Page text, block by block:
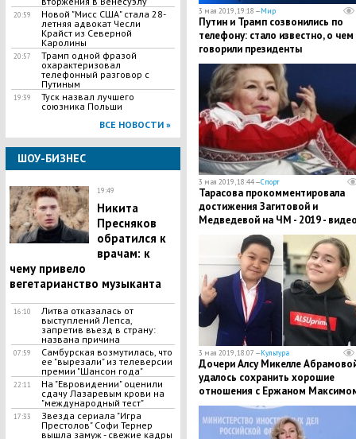
20:59
Новой "Мисс США" стала 28-
летняя адвокат Чесли
Крайст из Северной
Каролины
20:57
Трамп одной фразой
охарактеризовал
телефонный разговор с
Путиным
19:39
​Туск назвал лучшего
союзника Польши
ВСЕ НОВОСТИ »
ШОУ-БИЗНЕС
19:49
​Никита
Пресняков
обратился к
врачам: к
чему привело
вегетарианство музыканта
16:10
​Литва отказалась от
выступлений Лепса,
запретив въезд в страну:
названа причина
07:59
Самбурская возмутилась, что
ее "вырезали" из телеверсии
премии "Шансон года"
22:11
На "Евровидении" оценили
сдачу Лазаревым крови на
"международный тест"
17:33
Звезда сериала "Игра
Престолов" Софи Тернер
вышла замуж - свежие кадры
3 мая 2019, 19:18 —Мир
Путин и Трамп созвонились по
телефону: стало известно, о чем
говорили президенты
3 мая 2019, 18:44 —Спорт
​Тарасова прокомментировала
достижения Загитовой и
Медведевой на ЧМ - 2019 -
3 мая 2019, 18:07 —Культура
Дочери Алсу Микелле
удалось сохранить хорошие
отношения с Ержаном
подробности